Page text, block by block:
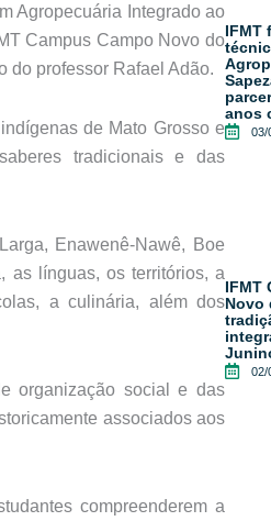
Agropecuária Integrado ao
Campus Campo Novo do
do professor Rafael Adão.
de Mato Grosso e
tradicionais e das
Enawenê-Nawê, Boe
as línguas, os territórios, a
a culinária, além dos
organização social e das
associados aos
compreenderem a
IFMT
anos
03/
IFMT
Novo
02/